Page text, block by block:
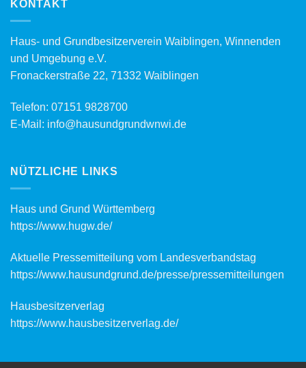
KONTAKT
Haus- und Grundbesitzerverein Waiblingen, Winnenden
und Umgebung e.V.
Fronackerstraße 22, 71332 Waiblingen
Telefon: 07151 9828700
E-Mail: info@hausundgrundwnwi.de
NÜTZLICHE LINKS
Haus und Grund Württemberg
https://www.hugw.de/
Aktuelle Pressemitteilung vom Landesverbandstag
https://www.hausundgrund.de/presse/pressemitteilungen
Hausbesitzerverlag
https://www.hausbesitzerverlag.de/